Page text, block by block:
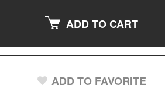
ADD TO CART
ADD TO FAVORITE